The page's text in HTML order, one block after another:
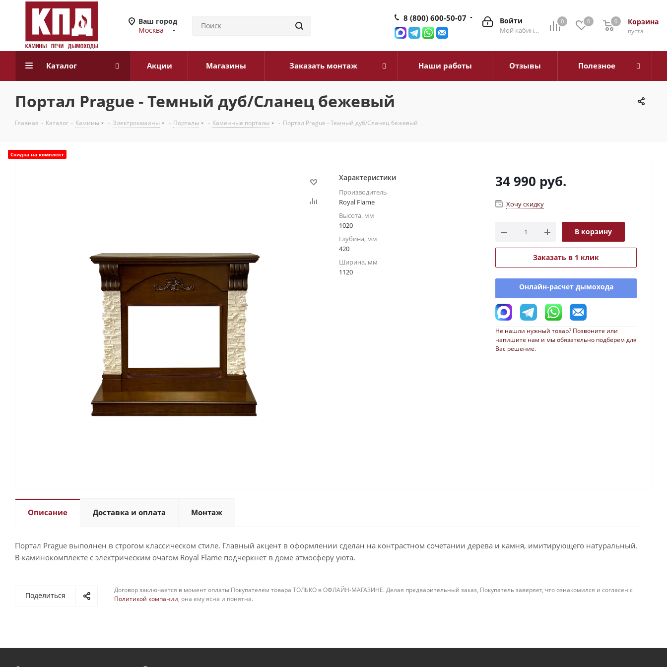
Ваш город
Москва
0 0 Корзина
0
пуста
0
Войти
Мой кабинет
8 (800) 600-50-07
Каталог Акции Магазины Заказать монтаж Наши работы Отзывы Полезное
Портал Prague - Темный дуб/Сланец бежевый
Главная - Каталог - Камины - Электрокамины - Порталы - Каменные порталы - Портал Prague - Темный дуб/Сланец бежевый
Скидка на комплект
Характеристики
Производитель
Royal Flame
Высота, мм
1020
Глубина, мм
420
Ширина, мм
1120
34 990 руб.
Хочу скидку
В корзину
Заказать в 1 клик
Онлайн-расчет дымохода
Не нашли нужный товар? Позвоните или
напишите нам и мы обязательно подберем для
Вас решение.
Описание Доставка и оплата Монтаж
Портал Prague выполнен в строгом классическом стиле. Главный акцент в оформлении сделан на контрастном сочетании дерева и камня, имитирующего натуральный.
В каминокомплекте с электрическим очагом Royal Flame подчеркнет в доме атмосферу уюта.
Поделиться
Договор заключается в момент оплаты Покупателем товара ТОЛЬКО в ОФЛАЙН-МАГАЗИНЕ. Делая предварительный заказ, Покупатель заверяет, что ознакомился и согласен с
Политикой компании, она ему ясна и понятна.